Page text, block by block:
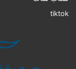
tiktok